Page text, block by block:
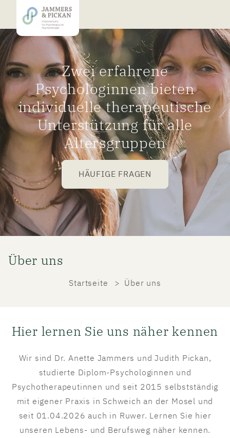
Zwei erfahrene
Psychologinnen bieten
individuelle therapeutische
Unterstützung für alle
Altersgruppen
HÄUFIGE FRAGEN
Über uns
Startseite Über uns
Hier lernen Sie uns näher kennen
Wir sind Dr. Anette Jammers und Judith Pickan,
studierte Diplom-Psychologinnen und
Psychotherapeutinnen und seit 2015 selbstständig
mit eigener Praxis in Schweich an der Mosel und
seit 01.04.2026 auch in Ruwer. Lernen Sie hier
unseren Lebens- und Berufsweg näher kennen.